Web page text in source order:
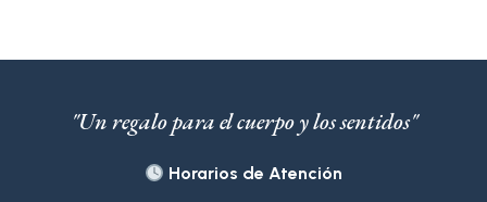
"Un regalo para el cuerpo y los sentidos"
Horarios de Atención